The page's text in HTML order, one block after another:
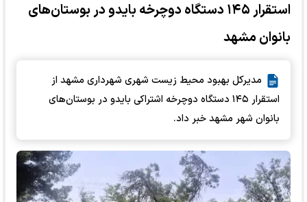
استقرار ۱۴۵ دستگاه دوچرخه بایدو در بوستان‌های
بانوان مشهد
مدیرکل بهبود محیط زیست شهری شهرداری مشهد از
استقرار ۱۴۵ دستگاه دوچرخه اشتراکی بایدو در بوستان‌های
بانوان شهر مشهد خبر داد.